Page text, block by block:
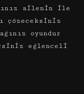
ailenin ile
çözeceksiniz
oyundur
eğlenceli